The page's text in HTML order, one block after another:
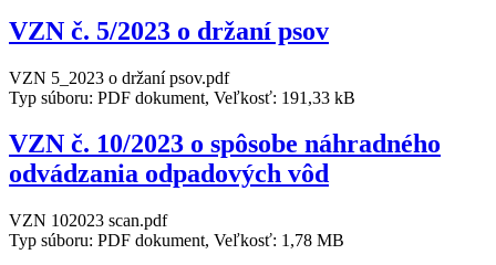
VZN č. 5/2023 o držaní psov
VZN 5_2023 o držaní psov.pdf
Typ súboru: PDF dokument, Veľkosť: 191,33 kB
VZN č. 10/2023 o spôsobe náhradného
odvádzania odpadových vôd
VZN 102023 scan.pdf
Typ súboru: PDF dokument, Veľkosť: 1,78 MB